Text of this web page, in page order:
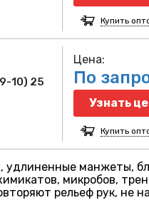
Купить
10) 25
Цена:
По
Узнать
Купить
удлиненные манжеты,
микробов,
рельеф рук, не